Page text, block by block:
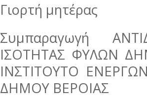
Γιορτή μητέρας
Συμπαραγωγή
ΙΣΟΤΗΤΑΣ ΦΥΛΩΝ
ΙΝΣΤΙΤΟΥΤΟ
ΔΗΜΟΥ ΒΕΡΟΙΑΣ